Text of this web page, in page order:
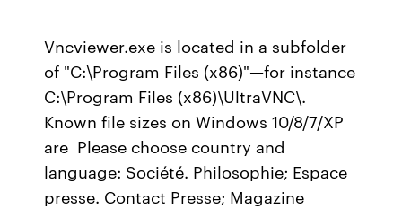
Vncviewer.exe is located in a subfolder
of "C:\Program Files (x86)"—for instance
C:\Program Files (x86)\UltraVNC\.
Known file sizes on Windows 10/8/7/XP
are Please choose country and
language: Société. Philosophie; Espace
presse. Contact Presse; Magazine